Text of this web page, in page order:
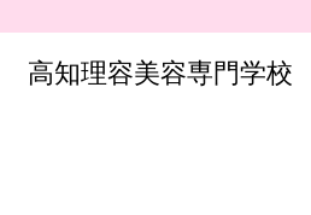
​高知理容美容専門学校